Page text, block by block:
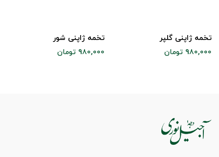
تخمه ژاپنی گلپر
980,000 تومان
تخمه ژاپنی شور
980,000 تومان